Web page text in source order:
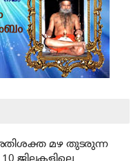
മഴ തുടരുന്ന